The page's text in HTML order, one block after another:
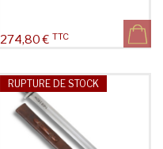
Prix
274,80 € TTC
RUPTURE DE STOCK